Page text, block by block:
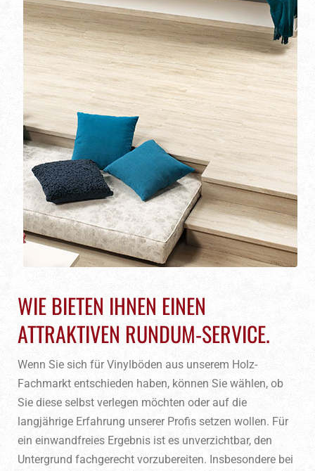
WIE BIETEN IHNEN EINEN
ATTRAKTIVEN RUNDUM-SERVICE.
Wenn Sie sich für Vinylböden aus unserem Holz-
Fachmarkt entschieden haben, können Sie wählen, ob
Sie diese selbst verlegen möchten oder auf die
langjährige Erfahrung unserer Profis setzen wollen. Für
ein einwandfreies Ergebnis ist es unverzichtbar, den
Untergrund fachgerecht vorzubereiten. Insbesondere bei